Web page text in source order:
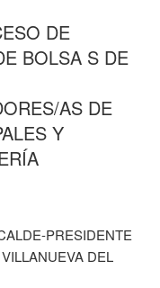
DE
BOLSA S DE
AS DE
Y
PRESIDENTE
DEL